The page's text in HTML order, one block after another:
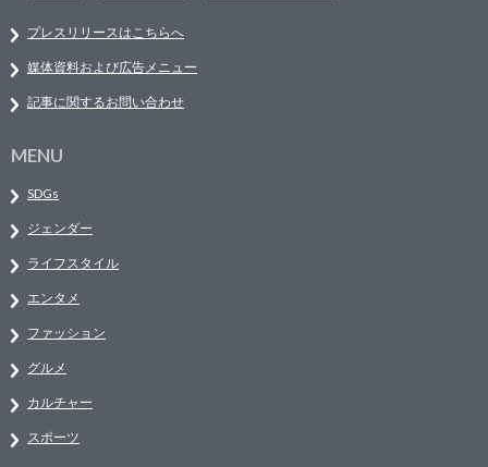
プレスリリースはこちらへ
媒体資料および広告メニュー
記事に関するお問い合わせ
MENU
SDGs
ジェンダー
ライフスタイル
エンタメ
ファッション
グルメ
カルチャー
スポーツ